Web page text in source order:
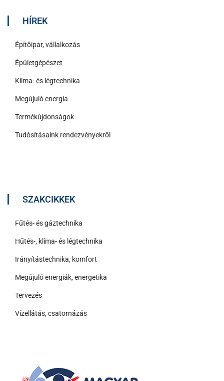
HÍREK
Építőipar, vállalkozás
Épületgépészet
Klíma- és légtechnika
Megújuló energia
Termékújdonságok
Tudósításaink rendezvényekről
SZAKCIKKEK
Fűtés- és gáztechnika
Hűtés-, klíma- és légtechnika
Irányítástechnika, komfort
Megújuló energiák, energetika
Tervezés
Vízellátás, csatornázás